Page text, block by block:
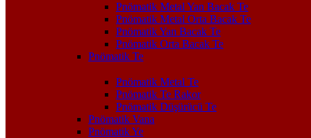
Pnömatik Metal Yan Bacak Te
Pnömatik Metal Orta Bacak Te
Pnömatik Yan Bacak Te
Pnömatik Orta Bacak Te
Pnömatik Te
Pnömatik Metal Te
Pnömatik Te Rakor
Pnömatik Düşürücü Te
Pnömatik Vana
Pnömatik Ye